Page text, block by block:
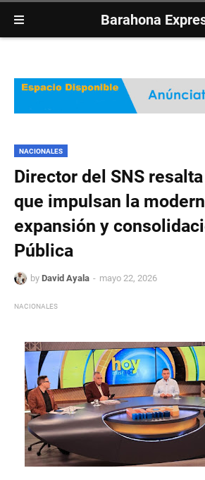
Barahona
NACIONALES
Director del SNS
que impulsan la
expansión y
Pública
by David Ayala mayo 22, 2026
NACIONALES